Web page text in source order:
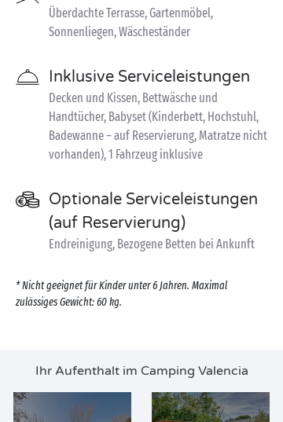
Überdachte Terrasse, Gartenmöbel,
Sonnenliegen, Wäscheständer
Inklusive Serviceleistungen
Decken und Kissen, Bettwäsche und
Handtücher, Babyset (Kinderbett, Hochstuhl,
Badewanne – auf Reservierung, Matratze nicht
vorhanden), 1 Fahrzeug inklusive
Optionale Serviceleistungen
(auf Reservierung)
Endreinigung, Bezogene Betten bei Ankunft
* Nicht geeignet für Kinder unter 6 Jahren. Maximal
zulässiges Gewicht: 60 kg.
Ihr Aufenthalt im Camping Valencia